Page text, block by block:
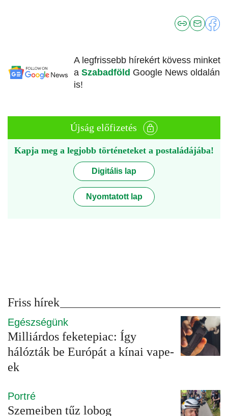
A legfrissebb hírekért kövess minket
a Szabadföld Google News oldalán
is!
Újság előfizetés
Kapja meg a legjobb történeteket a postaládájába!
Digitális lap
Nyomtatott lap
Friss hírek
Egészségünk
Milliárdos feketepiac: Így
hálózták be Európát a kínai vape-
ek
Portré
Szemeiben tűz lobog